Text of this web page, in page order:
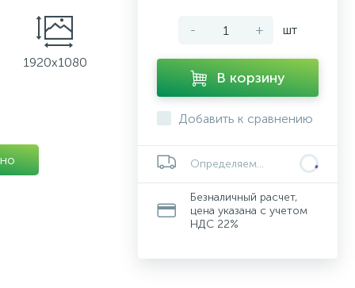
1920x1080
- + шт
В корзину
Добавить к сравнению
Определяем...
Безналичный расчет,
цена указана с учетом
НДС 22%